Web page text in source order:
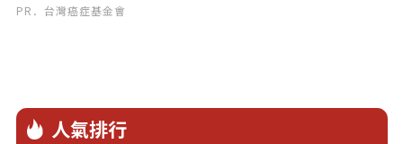
PR．台灣癌症基金會
人氣排行